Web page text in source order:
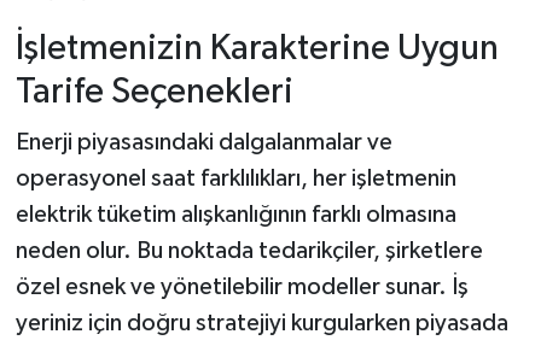
İşletmenizin Karakterine Uygun
Tarife Seçenekleri
Enerji piyasasındaki dalgalanmalar ve
operasyonel saat farklılıkları, her işletmenin
elektrik tüketim alışkanlığının farklı olmasına
neden olur. Bu noktada tedarikçiler, şirketlere
özel esnek ve yönetilebilir modeller sunar. İş
yeriniz için doğru stratejiyi kurgularken piyasada